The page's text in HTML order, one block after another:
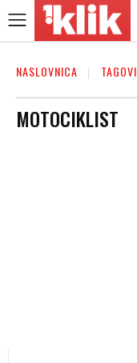
NASLOVNICA TAGOVI
MOTOCIKLIST